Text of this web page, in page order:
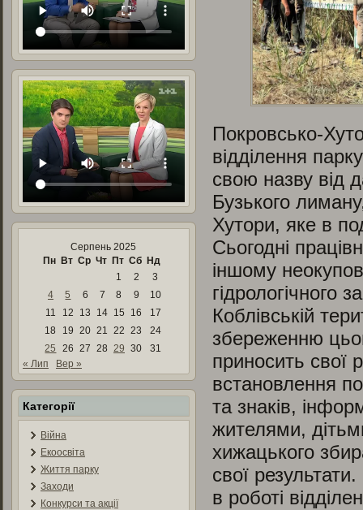
Серпень 2025
Пн Вт Ср Чт Пт Сб Нд
1
2
3
4
5 6 7 8 9
10
11
12 13 14 15 16
17
18
19 20 21 22 23
24
25
26 27 28 29 30
31
« Лип
Вер »
Категорії
Війна
Екоосвіта
Життя парку
Заходи
Конкурси та акції
Покровсько-
відділення
свою назву від
Бузького
Хутори, яке в
Сьогодні
іншому
гідрологічного
Коблівській
збереженню
приносить свої
встановлення
та знаків,
жителями,
хижацького
свої
в роботі